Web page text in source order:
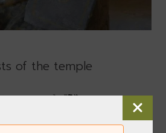
of the temple